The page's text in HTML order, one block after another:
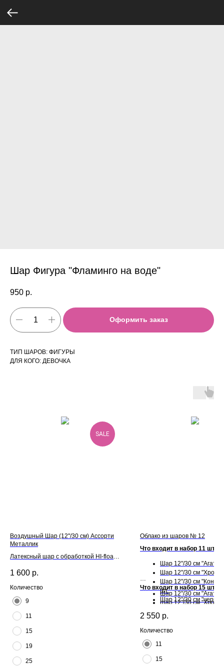
Шар Фигура "Фламинго на воде"
950 р.
Оформить заказ
ТИП ШАРОВ: ФИГУРЫ
ДЛЯ КОГО: ДЕВОЧКА
SALE
Воздушный Шар (12''/30 см) Ассорти
Металлик
Латексный шар с обработкой HI-float
1 600 р.
Количество
9
11
15
19
25
Облако из шаров № 12
Что входит в набор 11 шт:
Шар 12"/30 см "Агат" -
Шар 12"/30 см "Хром"
Шар 12"/30 см
шт.
Шар 12"/30 см
Что входит в набор 15 шт:
Шар 12"/30 см "Агат" -
Шар 12"/30 см "Хром"
шт.
Шар 12"/30 см
2 550 р.
Количество
11
15